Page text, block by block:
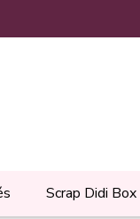
Scrap Didi Box